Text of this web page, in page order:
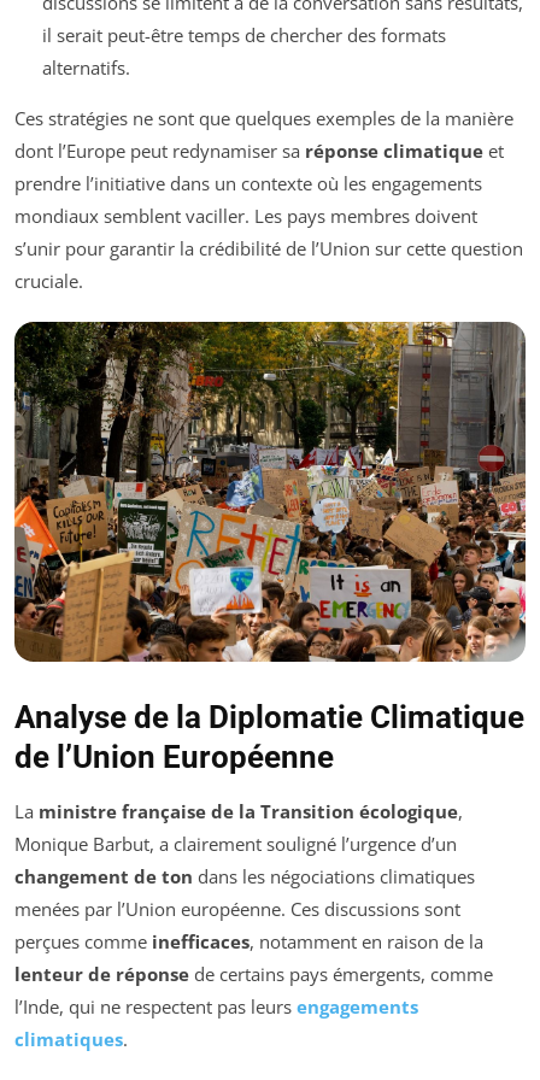
il serait peut-être temps de chercher des formats
alternatifs.
Ces stratégies ne sont que quelques exemples de la manière
dont l’Europe peut redynamiser sa réponse climatique et
prendre l’initiative dans un contexte où les engagements
mondiaux semblent vaciller. Les pays membres doivent
s’unir pour garantir la crédibilité de l’Union sur cette question
cruciale.
Analyse de la Diplomatie Climatique
de l’Union Européenne
La ministre française de la Transition écologique,
Monique Barbut, a clairement souligné l’urgence d’un
changement de ton dans les négociations climatiques
menées par l’Union européenne. Ces discussions sont
perçues comme inefficaces, notamment en raison de la
lenteur de réponse de certains pays émergents, comme
l’Inde, qui ne respectent pas leurs engagements
climatiques.